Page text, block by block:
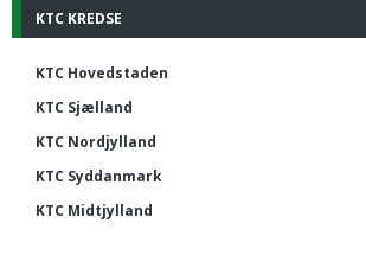
KTC KREDSE
KTC Hovedstaden
KTC Sjælland
KTC Nordjylland
KTC Syddanmark
KTC Midtjylland